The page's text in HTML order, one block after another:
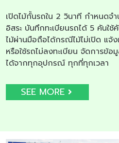
เปิดไม้กั้นรถใน 2 วินาที กำหนดจ
อิสระ บันทึกทะเบียนรถได้ 5 คันใ
ไม้ผ่านมือถือได้กรณีไม้ไม่เปิด แจ้
หรือใช้รถไม่ลงทะเบียน จัดการข้
ได้จากทุกอุปกรณ์ ทุกที่ทุกเวลา
SEE MORE